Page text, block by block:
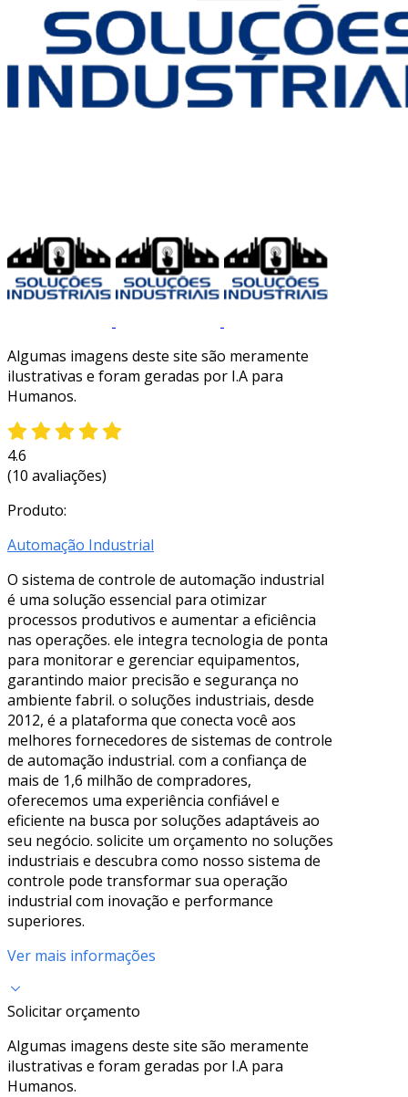
Algumas imagens deste site são meramente
ilustrativas e foram geradas por I.A para
Humanos.
4.6
(10 avaliações)
Produto:
Automação Industrial
O sistema de controle de automação industrial
é uma solução essencial para otimizar
processos produtivos e aumentar a eficiência
nas operações. ele integra tecnologia de ponta
para monitorar e gerenciar equipamentos,
garantindo maior precisão e segurança no
ambiente fabril. o soluções industriais, desde
2012, é a plataforma que conecta você aos
melhores fornecedores de sistemas de controle
de automação industrial. com a confiança de
mais de 1,6 milhão de compradores,
oferecemos uma experiência confiável e
eficiente na busca por soluções adaptáveis ao
seu negócio. solicite um orçamento no soluções
industriais e descubra como nosso sistema de
controle pode transformar sua operação
industrial com inovação e performance
superiores.
Ver mais informações
Solicitar orçamento
Algumas imagens deste site são meramente
ilustrativas e foram geradas por I.A para
Humanos.